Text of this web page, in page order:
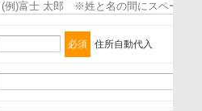
共同で開催する企業/団体
契約
人情報取扱に関する覚書の締結
必須 住所自動代入